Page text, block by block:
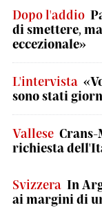
Dopo l'addio
di smettere,
eccezionale»
L'intervista
sono stati
Vallese Crans-
richiesta
Svizzera In
ai margini di